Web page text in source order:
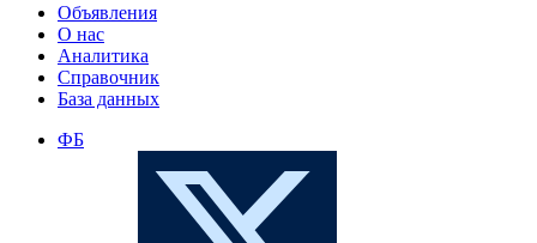
Объявления
О нас
Аналитика
Справочник
База данных
ФБ